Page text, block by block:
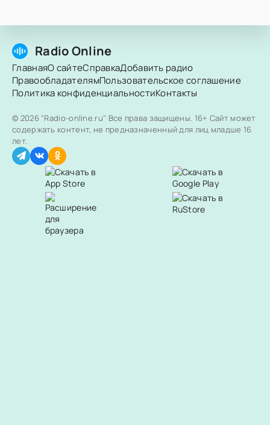
Radio Online
ГлавнаяО сайтеСправкаДобавить радио
ПравообладателямПользовательское соглашение
Политика конфиденциальностиКонтакты
© 2026 "Radio-online.ru" Все права защищены. 16+ Сайт может
содержать контент, не предназначенный для лиц младше 16
лет.